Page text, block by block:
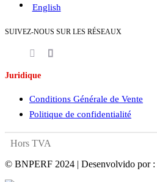
English
SUIVEZ-NOUS SUR LES RÉSEAUX
Juridique
Conditions Générale de Vente
Politique de confidentialité
Hors TVA
© BNPERF 2024 | Desenvolvido por :